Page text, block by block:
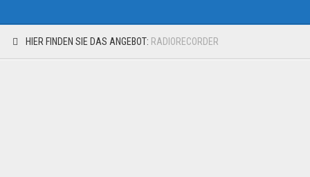
HIER FINDEN SIE DAS ANGEBOT: RADIORECORDER